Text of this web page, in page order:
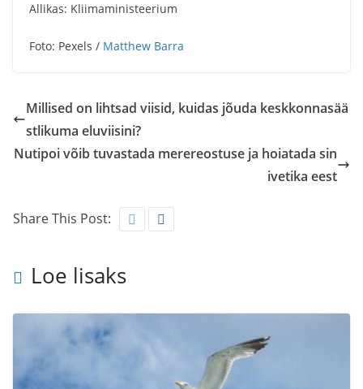
Allikas: Kliimaministeerium
Foto: Pexels / Matthew Barra
Millised on lihtsad viisid, kuidas jõuda keskkonnasää
stlikuma eluviisini?
Nutipoi võib tuvastada merereostuse ja hoiatada sin
ivetika eest
Share This Post:
Loe lisaks